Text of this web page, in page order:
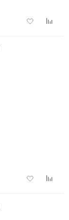
Добавить
Добавить